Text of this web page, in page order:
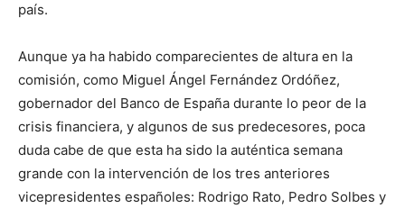
país.
Aunque ya ha habido comparecientes de altura en la
comisión, como Miguel Ángel Fernández Ordóñez,
gobernador del Banco de España durante lo peor de la
crisis financiera, y algunos de sus predecesores, poca
duda cabe de que esta ha sido la auténtica semana
grande con la intervención de los tres anteriores
vicepresidentes españoles: Rodrigo Rato, Pedro Solbes y